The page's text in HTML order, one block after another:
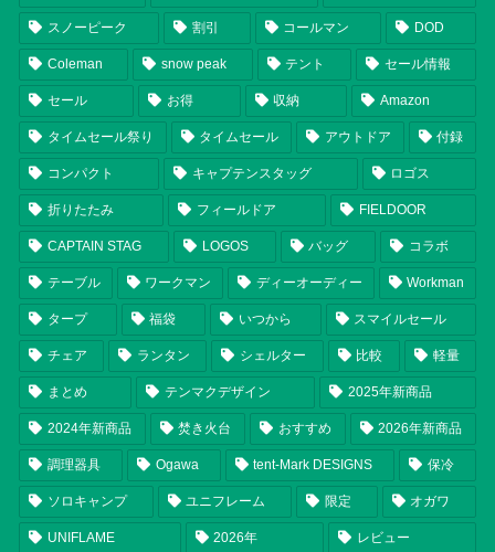
スノーピーク 割引 コールマン DOD
Coleman snow peak テント セール情報
セール お得 収納 Amazon
タイムセール祭り タイムセール アウトドア 付録
コンパクト キャプテンスタッグ ロゴス
折りたたみ フィールドア FIELDOOR
CAPTAIN STAG LOGOS バッグ コラボ
テーブル ワークマン ディーオーディー Workman
タープ 福袋 いつから スマイルセール
チェア ランタン シェルター 比較 軽量
まとめ テンマクデザイン 2025年新商品
2024年新商品 焚き火台 おすすめ 2026年新商品
調理器具 Ogawa tent-Mark DESIGNS 保冷
ソロキャンプ ユニフレーム 限定 オガワ
UNIFLAME 2026年 レビュー